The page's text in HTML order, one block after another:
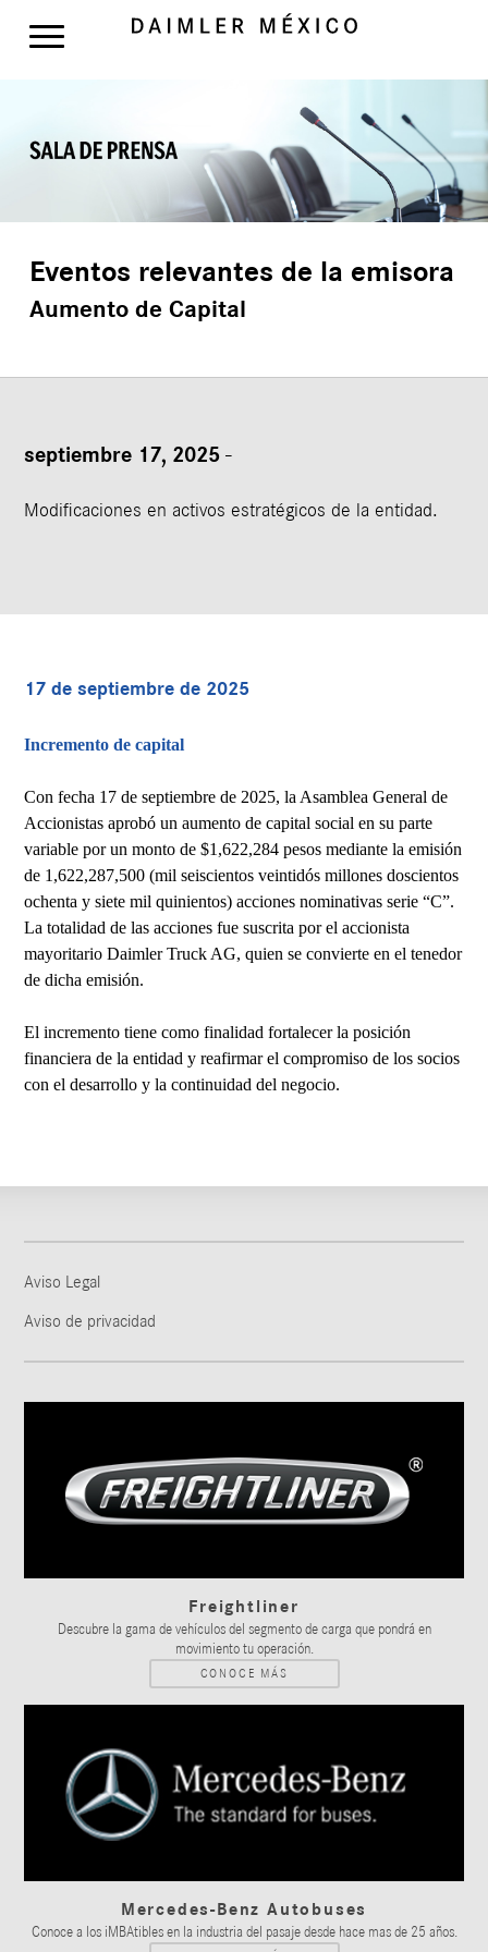
Eventos relevantes de la emisora
Aumento de Capital
septiembre 17, 2025-
Modificaciones en activos estratégicos de la entidad.
17 de septiembre de 2025
Incremento de capital
Con fecha 17 de septiembre de 2025, la Asamblea General de
Accionistas aprobó un aumento de capital social en su parte
variable por un monto de $1,622,284 pesos mediante la emisión
de 1,622,287,500 (mil seiscientos veintidós millones doscientos
ochenta y siete mil quinientos) acciones nominativas serie “C”.
La totalidad de las acciones fue suscrita por el accionista
mayoritario Daimler Truck AG, quien se convierte en el tenedor
de dicha emisión.
El incremento tiene como finalidad fortalecer la posición
financiera de la entidad y reafirmar el compromiso de los socios
con el desarrollo y la continuidad del negocio.
Aviso Legal
Aviso de privacidad
Freightliner
Descubre la gama de vehículos del segmento de carga que pondrá en
movimiento tu operación.
CONOCE MÁS
Mercedes-Benz Autobuses
Conoce a los iMBAtibles en la industria del pasaje desde hace mas de 25 años.